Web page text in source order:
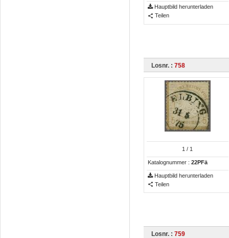
Hauptbild herunterladen
Teilen
Losnr. : 758
1 / 1
Katalognummer : 22PFä
Hauptbild herunterladen
Teilen
Losnr. : 759